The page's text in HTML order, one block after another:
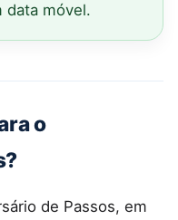
data móvel.
o
de Passos, em